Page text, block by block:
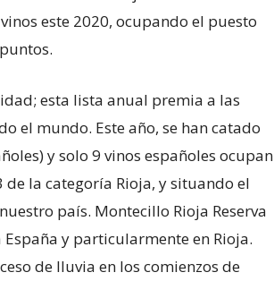
este 2020, ocupando el puesto
esta lista anual premia a las
el mundo. Este año, se han catado
y solo 9 vinos españoles ocupan
la categoría Rioja, y situando el
país. Montecillo Rioja Reserva
y particularmente en Rioja.
de lluvia en los comienzos de